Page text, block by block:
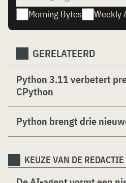
Morning Bytes Weekly
GERELATEERD
Python 3.11 verbetert
CPython
Python brengt drie
KEUZE VAN DE REDACTIE